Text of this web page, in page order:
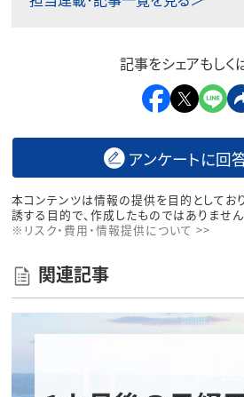
記事をシェアもしく
アンケートに回
本コンテンツは情報の提供を目的としてお
誘する目的で、作成したものではありません
※リスク・費用・情報提供について >>
関連記事